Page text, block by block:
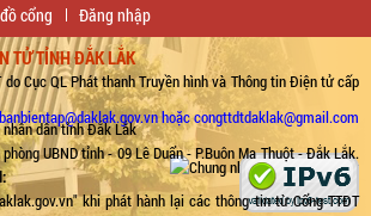
cổng Đăng nhập
TỬ TỈNH ĐẮK LẮK
Cục QL Phát thanh Truyền hình và Thông tin Điện tử cấp
nhân dân tỉnh Đắk Lắk
UBND tỉnh - 09 Lê Duẩn - P.Buôn Ma Thuột - Đắk Lắk.
banbientap@daklak.gov.vn hoặc congttdtdaklak@gmail.com
khi phát hành lại các thông tin từ Cổng TTĐT